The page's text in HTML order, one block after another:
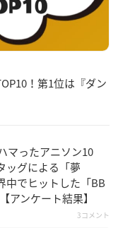
！第1位は『ダン
マったアニソン10
ッグによる「夢
中でヒットした「BB
アンケート結果】
3コメント